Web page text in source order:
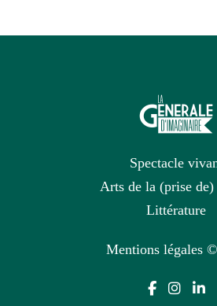
Spectacle
Arts de la (prise de)
Littérature
Mentions légales